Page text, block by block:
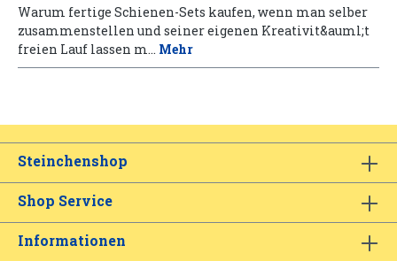
Warum fertige Schienen-Sets kaufen, wenn man selber
zusammenstellen und seiner eigenen Kreativit&auml;t
freien Lauf lassen m… Mehr
Steinchenshop
Shop Service
Informationen